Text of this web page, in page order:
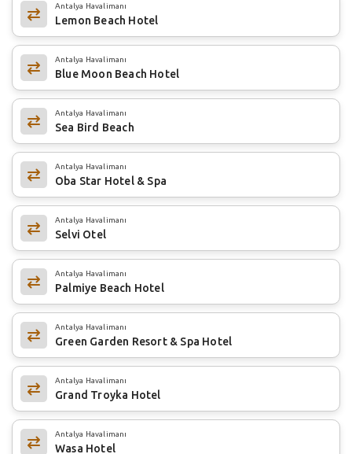
Antalya Havalimanı
Lemon Beach Hotel
Antalya Havalimanı
Blue Moon Beach Hotel
Antalya Havalimanı
Sea Bird Beach
Antalya Havalimanı
Oba Star Hotel & Spa
Antalya Havalimanı
Selvi Otel
Antalya Havalimanı
Palmiye Beach Hotel
Antalya Havalimanı
Green Garden Resort & Spa Hotel
Antalya Havalimanı
Grand Troyka Hotel
Antalya Havalimanı
Wasa Hotel